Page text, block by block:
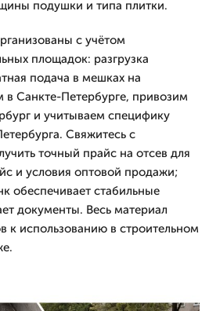
подушки и типа плитки.
с учётом
площадок: разгрузка
подача в мешках на
Санкте-Петербурге, привозим
и учитываем специфику
Свяжитесь с
точный прайс на отсев для
и условия оптовой продажи;
обеспечивает стабильные
документы. Весь материал
к использованию в строительном